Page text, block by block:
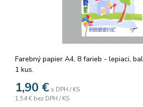
Farebný papier A4, 8 farieb - lepiaci,
1 kus.
1,90 € s DPH / KS
1,54 € bez DPH / KS